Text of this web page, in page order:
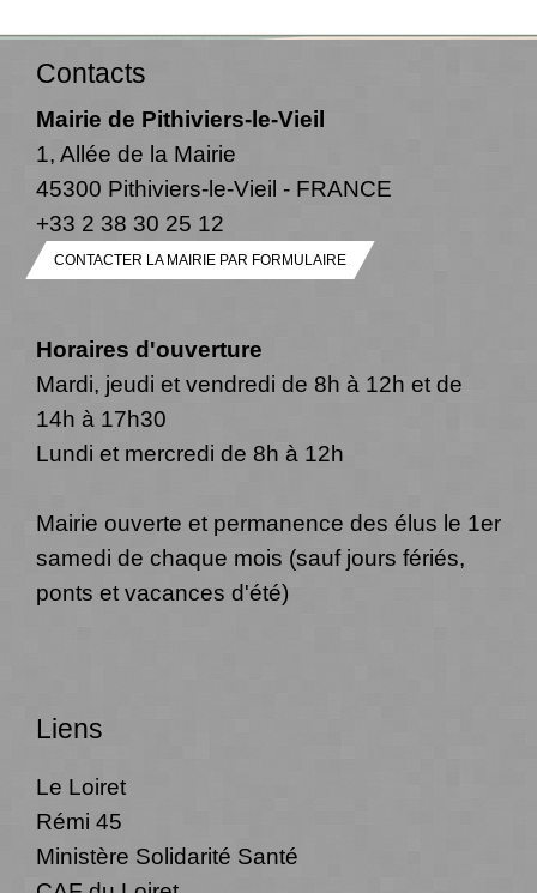
Contacts
Mairie de Pithiviers-le-Vieil
1, Allée de la Mairie
45300 Pithiviers-le-Vieil - FRANCE
+33 2 38 30 25 12
CONTACTER LA MAIRIE PAR FORMULAIRE
Horaires d'ouverture
Mardi, jeudi et vendredi de 8h à 12h et de
14h à 17h30
Lundi et mercredi de 8h à 12h
Mairie ouverte et permanence des élus le 1er
samedi de chaque mois (sauf jours fériés,
ponts et vacances d'été)
Liens
Le Loiret
Rémi 45
Ministère Solidarité Santé